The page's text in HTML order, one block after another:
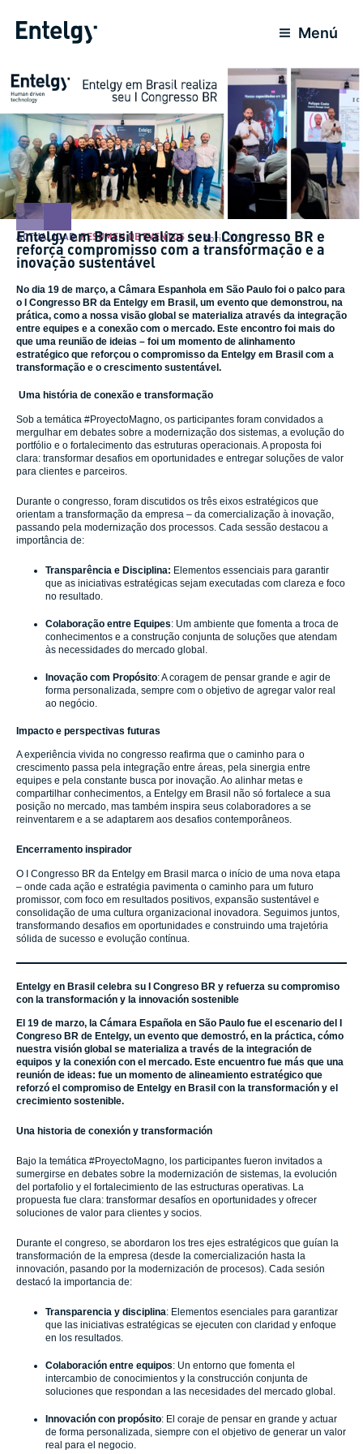
Menú
ACTUALIDAD,RESUMEN DE EVENTOS 7 Abril 2025
Entelgy em Brasil realiza seu I Congresso BR e
reforça compromisso com a transformação e a
inovação sustentável
No dia 19 de março, a Câmara Espanhola em São Paulo foi o palco para
o I Congresso BR da Entelgy em Brasil, um evento que demonstrou, na
prática, como a nossa visão global se materializa através da integração
entre equipes e a conexão com o mercado. Este encontro foi mais do
que uma reunião de ideias – foi um momento de alinhamento
estratégico que reforçou o compromisso da Entelgy em Brasil com a
transformação e o crescimento sustentável.
Uma história de conexão e transformação
Sob a temática #ProyectoMagno, os participantes foram convidados a
mergulhar em debates sobre a modernização dos sistemas, a evolução do
portfólio e o fortalecimento das estruturas operacionais. A proposta foi
clara: transformar desafios em oportunidades e entregar soluções de valor
para clientes e parceiros.
Durante o congresso, foram discutidos os três eixos estratégicos que
orientam a transformação da empresa – da comercialização à inovação,
passando pela modernização dos processos. Cada sessão destacou a
importância de:
Transparência e Disciplina: Elementos essenciais para garantir
que as iniciativas estratégicas sejam executadas com clareza e foco
no resultado.
Colaboração entre Equipes: Um ambiente que fomenta a troca de
conhecimentos e a construção conjunta de soluções que atendam
às necessidades do mercado global.
Inovação com Propósito: A coragem de pensar grande e agir de
forma personalizada, sempre com o objetivo de agregar valor real
ao negócio.
Impacto e perspectivas futuras
A experiência vivida no congresso reafirma que o caminho para o
crescimento passa pela integração entre áreas, pela sinergia entre
equipes e pela constante busca por inovação. Ao alinhar metas e
compartilhar conhecimentos, a Entelgy em Brasil não só fortalece a sua
posição no mercado, mas também inspira seus colaboradores a se
reinventarem e a se adaptarem aos desafios contemporâneos.
Encerramento inspirador
O I Congresso BR da Entelgy em Brasil marca o início de uma nova etapa
– onde cada ação e estratégia pavimenta o caminho para um futuro
promissor, com foco em resultados positivos, expansão sustentável e
consolidação de uma cultura organizacional inovadora. Seguimos juntos,
transformando desafios em oportunidades e construindo uma trajetória
sólida de sucesso e evolução contínua.
Entelgy en Brasil celebra su I Congreso BR y refuerza su compromiso
con la transformación y la innovación sostenible
El 19 de marzo, la Cámara Española en São Paulo fue el escenario del I
Congreso BR de Entelgy, un evento que demostró, en la práctica, cómo
nuestra visión global se materializa a través de la integración de
equipos y la conexión con el mercado. Este encuentro fue más que una
reunión de ideas: fue un momento de alineamiento estratégico que
reforzó el compromiso de Entelgy en Brasil con la transformación y el
crecimiento sostenible.
Una historia de conexión y transformación
Bajo la temática #ProyectoMagno, los participantes fueron invitados a
sumergirse en debates sobre la modernización de sistemas, la evolución
del portafolio y el fortalecimiento de las estructuras operativas. La
propuesta fue clara: transformar desafíos en oportunidades y ofrecer
soluciones de valor para clientes y socios.
Durante el congreso, se abordaron los tres ejes estratégicos que guían la
transformación de la empresa (desde la comercialización hasta la
innovación, pasando por la modernización de procesos). Cada sesión
destacó la importancia de:
Transparencia y disciplina: Elementos esenciales para garantizar
que las iniciativas estratégicas se ejecuten con claridad y enfoque
en los resultados.
Colaboración entre equipos: Un entorno que fomenta el
intercambio de conocimientos y la construcción conjunta de
soluciones que respondan a las necesidades del mercado global.
Innovación con propósito: El coraje de pensar en grande y actuar
de forma personalizada, siempre con el objetivo de generar un valor
real para el negocio.